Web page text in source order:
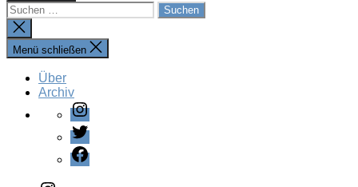
Suchen
nach:
Suche
schließen
Menü schließen
Über
Archiv
Instagram
Twitter
Facebook